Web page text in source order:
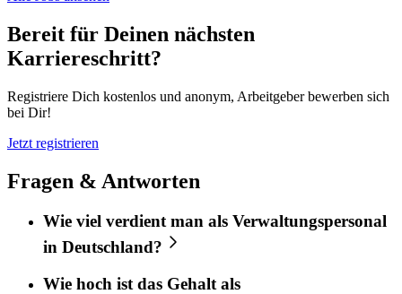
Bereit für Deinen nächsten
Karriereschritt?
Registriere Dich kostenlos und anonym, Arbeitgeber bewerben sich
bei Dir!
Jetzt registrieren
Fragen & Antworten
Wie viel verdient man als Verwaltungspersonal
in Deutschland?
Wie hoch ist das Gehalt als